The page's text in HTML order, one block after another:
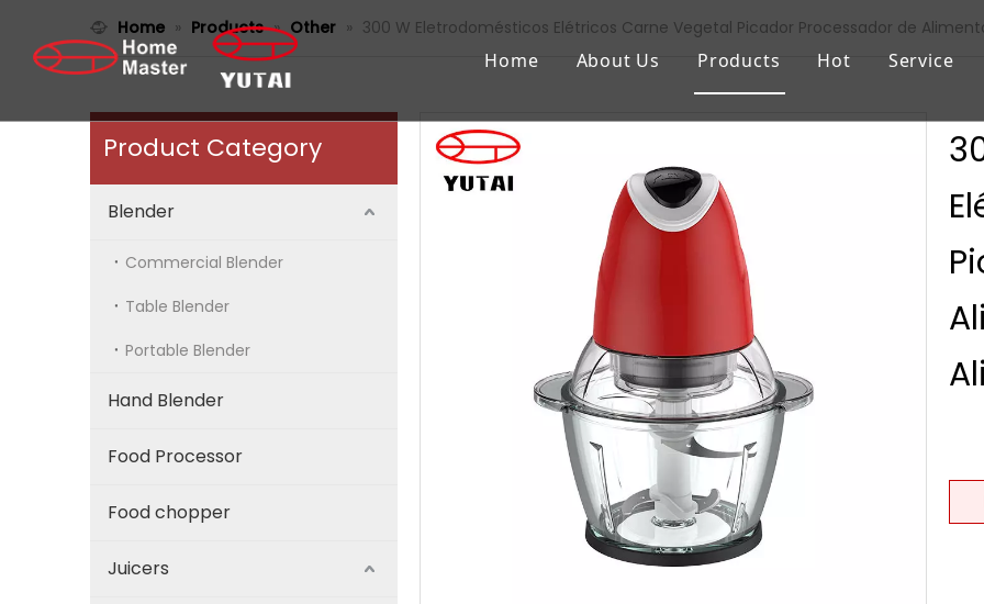
Home About Us Products Hot Service
Home » Products » Other » 300 W Eletrodomésticos Elétricos Carne Vegetal Picador Processador de
Product Category
Blender
Commercial Blender
Table Blender
Portable Blender
Hand Blender
Food Processor
Food chopper
Juicers